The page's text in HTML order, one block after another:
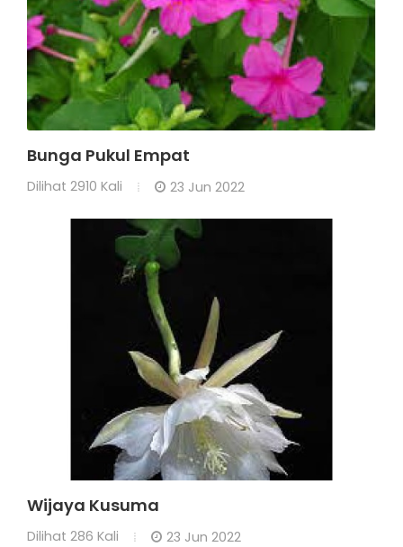
Bunga Pukul Empat
Dilihat 2910 Kali 23 Jun 2022
Wijaya Kusuma
Dilihat 286 Kali 23 Jun 2022